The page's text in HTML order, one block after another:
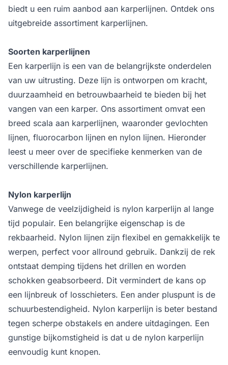
biedt u een ruim aanbod aan karperlijnen. Ontdek ons
uitgebreide assortiment karperlijnen.
Soorten karperlijnen
Een karperlijn is een van de belangrijkste onderdelen
van uw uitrusting. Deze lijn is ontworpen om kracht,
duurzaamheid en betrouwbaarheid te bieden bij het
vangen van een karper. Ons assortiment omvat een
breed scala aan karperlijnen, waaronder gevlochten
lijnen, fluorocarbon lijnen en nylon lijnen. Hieronder
leest u meer over de specifieke kenmerken van de
verschillende karperlijnen.
Nylon karperlijn
Vanwege de veelzijdigheid is nylon karperlijn al lange
tijd populair. Een belangrijke eigenschap is de
rekbaarheid. Nylon lijnen zijn flexibel en gemakkelijk te
werpen, perfect voor allround gebruik. Dankzij de rek
ontstaat demping tijdens het drillen en worden
schokken geabsorbeerd. Dit vermindert de kans op
een lijnbreuk of losschieters. Een ander pluspunt is de
schuurbestendigheid. Nylon karperlijn is beter bestand
tegen scherpe obstakels en andere uitdagingen. Een
gunstige bijkomstigheid is dat u de nylon karperlijn
eenvoudig kunt knopen.